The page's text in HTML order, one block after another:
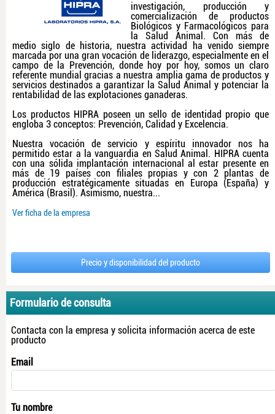
investigación, producción y
comercialización de productos
Biológicos y Farmacológicos para
la Salud Animal. Con más de
medio siglo de historia, nuestra actividad ha venido siempre
marcada por una gran vocación de liderazgo, especialmente en el
campo de la Prevención, donde hoy por hoy, somos un claro
referente mundial gracias a nuestra amplia gama de productos y
servicios destinados a garantizar la Salud Animal y potenciar la
rentabilidad de las explotaciones ganaderas.
Los productos HIPRA poseen un sello de identidad propio que
engloba 3 conceptos: Prevención, Calidad y Excelencia.
Nuestra vocación de servicio y espíritu innovador nos ha
permitido estar a la vanguardia en Salud Animal. HIPRA cuenta
con una sólida implantación internacional al estar presente en
más de 19 países con filiales propias y con 2 plantas de
producción estratégicamente situadas en Europa (España) y
América (Brasil). Asimismo, nuestra...
Ver ficha de la empresa
Precio y disponibilidad del producto
Formulario de consulta
Contacta con la empresa y solicita información acerca de este
producto
Email
Tu nombre